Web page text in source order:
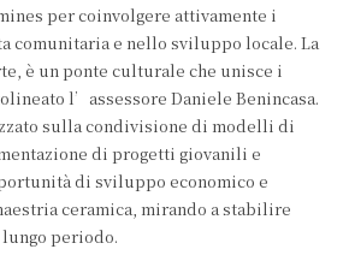
per coinvolgere attivamente i
comunitaria e nello sviluppo locale. La
è un ponte culturale che unisce i
l’assessore Daniele Benincasa.
sulla condivisione di modelli di
di progetti giovanili e
di sviluppo economico e
ceramica, mirando a stabilire
periodo.